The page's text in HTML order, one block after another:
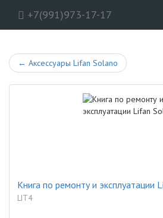
+7(991)973-17-17
← Аксессуары Lifan Solano
Книга по ремонту и эксплуатации
LIT4